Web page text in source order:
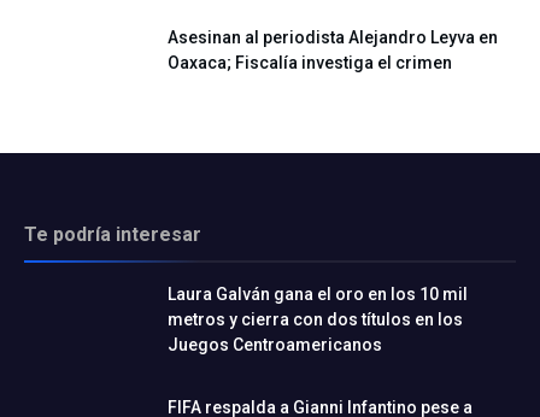
Asesinan al periodista Alejandro Leyva en
Oaxaca; Fiscalía investiga el crimen
Te podría interesar
Laura Galván gana el oro en los 10 mil
metros y cierra con dos títulos en los
Juegos Centroamericanos
FIFA respalda a Gianni Infantino pese a